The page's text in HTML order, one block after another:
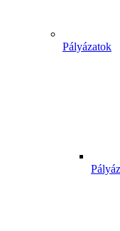
Pályázatok